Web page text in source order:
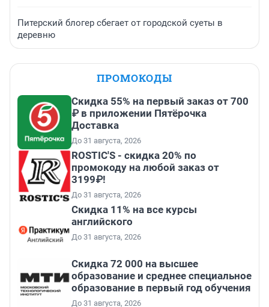
Питерский блогер сбегает от городской суеты в
деревню
ПРОМОКОДЫ
Скидка 55% на первый заказ от 700
₽ в приложении Пятёрочка
Доставка
До 31 августа, 2026
ROSTIC'S - скидка 20% по
промокоду на любой заказ от
3199₽!
До 31 августа, 2026
Скидка 11% на все курсы
английского
До 31 августа, 2026
Скидка 72 000 на высшее
образование и среднее специальное
образование в первый год обучения
До 31 августа, 2026